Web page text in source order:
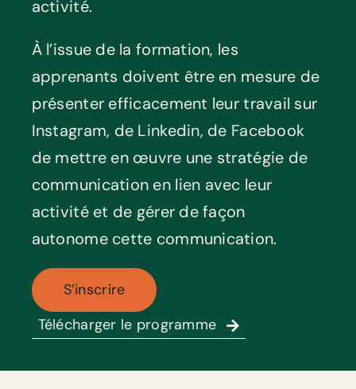
activité.
À l’issue de la formation, les
apprenants doivent être en mesure de
présenter efficacement leur travail sur
Instagram, de Linkedin, de Facebook
de mettre en œuvre une stratégie de
communication en lien avec leur
activité et de gérer de façon
autonome cette communication.
S’inscrire
Télécharger le programme